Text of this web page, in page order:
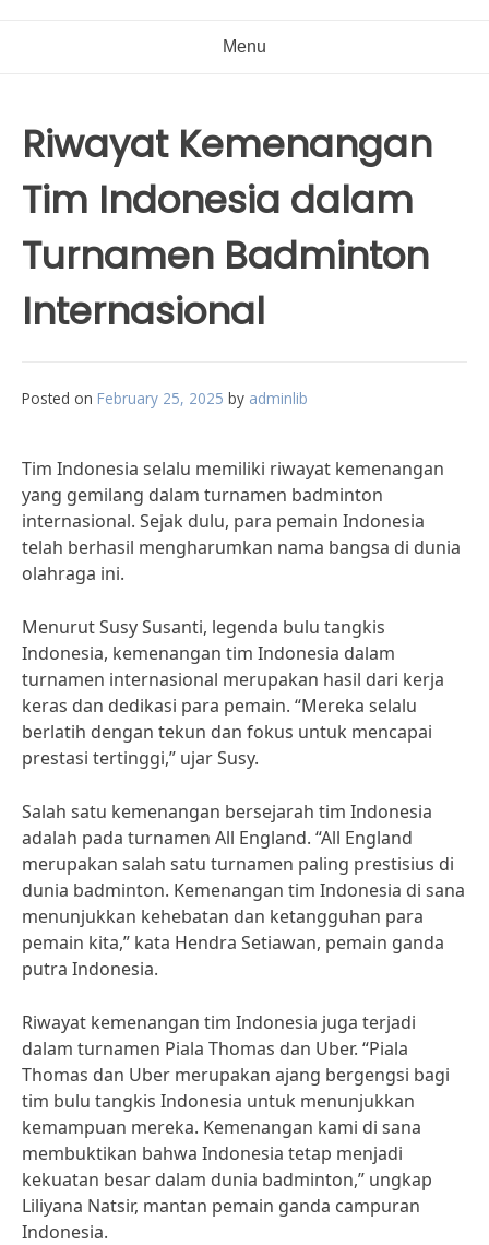
Menu
Riwayat Kemenangan
Tim Indonesia dalam
Turnamen Badminton
Internasional
Posted on February 25, 2025 by adminlib
Tim Indonesia selalu memiliki riwayat kemenangan
yang gemilang dalam turnamen badminton
internasional. Sejak dulu, para pemain Indonesia
telah berhasil mengharumkan nama bangsa di dunia
olahraga ini.
Menurut Susy Susanti, legenda bulu tangkis
Indonesia, kemenangan tim Indonesia dalam
turnamen internasional merupakan hasil dari kerja
keras dan dedikasi para pemain. “Mereka selalu
berlatih dengan tekun dan fokus untuk mencapai
prestasi tertinggi,” ujar Susy.
Salah satu kemenangan bersejarah tim Indonesia
adalah pada turnamen All England. “All England
merupakan salah satu turnamen paling prestisius di
dunia badminton. Kemenangan tim Indonesia di sana
menunjukkan kehebatan dan ketangguhan para
pemain kita,” kata Hendra Setiawan, pemain ganda
putra Indonesia.
Riwayat kemenangan tim Indonesia juga terjadi
dalam turnamen Piala Thomas dan Uber. “Piala
Thomas dan Uber merupakan ajang bergengsi bagi
tim bulu tangkis Indonesia untuk menunjukkan
kemampuan mereka. Kemenangan kami di sana
membuktikan bahwa Indonesia tetap menjadi
kekuatan besar dalam dunia badminton,” ungkap
Liliyana Natsir, mantan pemain ganda campuran
Indonesia.